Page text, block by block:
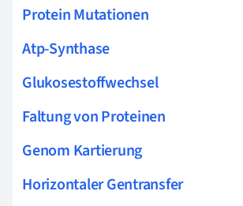
Protein Mutationen
Atp-Synthase
Glukosestoffwechsel
Faltung von Proteinen
Genom Kartierung
Horizontaler Gentransfer